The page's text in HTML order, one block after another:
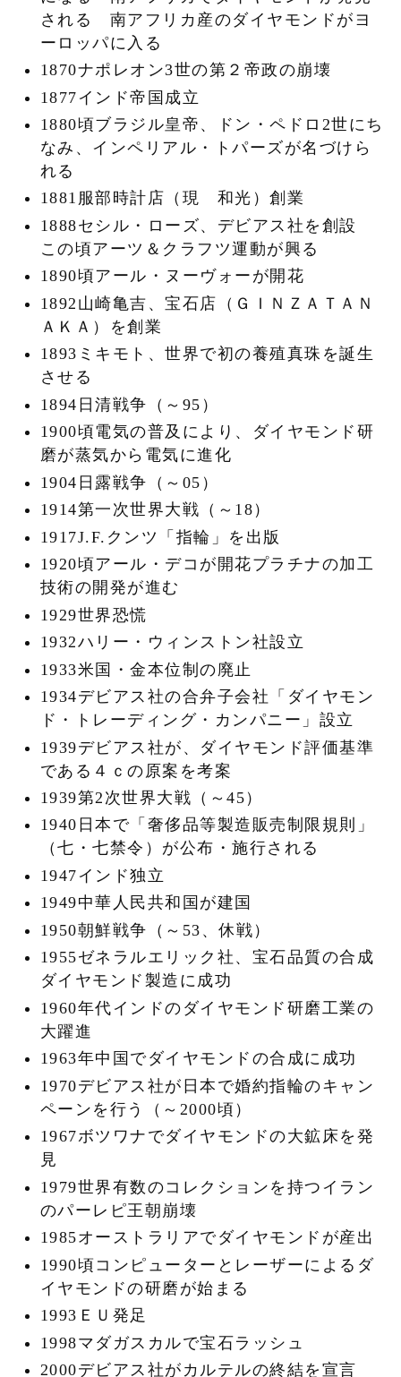
される 南アフリカ産のダイヤモンドがヨ
ーロッパに入る
1870ナポレオン3世の第２帝政の崩壊
1877インド帝国成立
1880頃ブラジル皇帝、ドン・ペドロ2世にち
なみ、インペリアル・トパーズが名づけら
れる
1881服部時計店（現 和光）創業
1888セシル・ローズ、デビアス社を創設
この頃アーツ＆クラフツ運動が興る
1890頃アール・ヌーヴォーが開花
1892山崎亀吉、宝石店（ＧＩＮＺＡＴＡＮ
ＡＫＡ）を創業
1893ミキモト、世界で初の養殖真珠を誕生
させる
1894日清戦争（～95）
1900頃電気の普及により、ダイヤモンド研
磨が蒸気から電気に進化
1904日露戦争（～05）
1914第一次世界大戦（～18）
1917J.F.クンツ「指輪」を出版
1920頃アール・デコが開花プラチナの加工
技術の開発が進む
1929世界恐慌
1932ハリー・ウィンストン社設立
1933米国・金本位制の廃止
1934デビアス社の合弁子会社「ダイヤモン
ド・トレーディング・カンパニー」設立
1939デビアス社が、ダイヤモンド評価基準
である４ｃの原案を考案
1939第2次世界大戦（～45）
1940日本で「奢侈品等製造販売制限規則」
（七・七禁令）が公布・施行される
1947インド独立
1949中華人民共和国が建国
1950朝鮮戦争（～53、休戦）
1955ゼネラルエリック社、宝石品質の合成
ダイヤモンド製造に成功
1960年代インドのダイヤモンド研磨工業の
大躍進
1963年中国でダイヤモンドの合成に成功
1970デビアス社が日本で婚約指輪のキャン
ペーンを行う（～2000頃）
1967ボツワナでダイヤモンドの大鉱床を発
見
1979世界有数のコレクションを持つイラン
のパーレピ王朝崩壊
1985オーストラリアでダイヤモンドが産出
1990頃コンピューターとレーザーによるダ
イヤモンドの研磨が始まる
1993ＥＵ発足
1998マダガスカルで宝石ラッシュ
2000デビアス社がカルテルの終結を宣言